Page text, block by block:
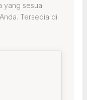
yang sesuai
Tersedia di